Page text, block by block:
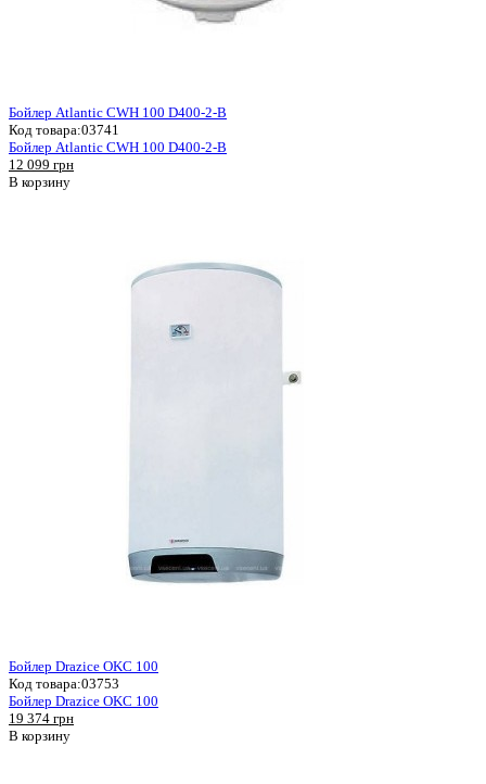
Бойлер Atlantic CWH 100 D400-2-B
Код товара:03741
Бойлер Atlantic CWH 100 D400-2-B
12 099 грн
В корзину
Бойлер Drazice OKC 100
Код товара:03753
Бойлер Drazice OKC 100
19 374 грн
В корзину